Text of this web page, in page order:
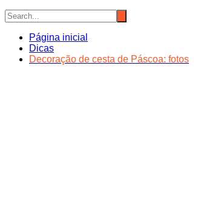
Página inicial
Dicas
Decoração de cesta de Páscoa: fotos